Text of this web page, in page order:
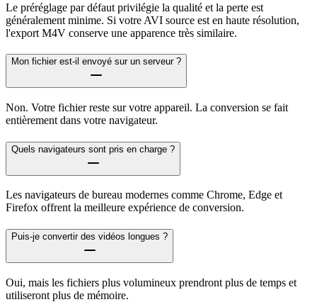
Le préréglage par défaut privilégie la qualité et la perte est
généralement minime. Si votre AVI source est en haute résolution,
l'export M4V conserve une apparence très similaire.
Mon fichier est-il envoyé sur un serveur ?
Non. Votre fichier reste sur votre appareil. La conversion se fait
entièrement dans votre navigateur.
Quels navigateurs sont pris en charge ?
Les navigateurs de bureau modernes comme Chrome, Edge et
Firefox offrent la meilleure expérience de conversion.
Puis-je convertir des vidéos longues ?
Oui, mais les fichiers plus volumineux prendront plus de temps et
utiliseront plus de mémoire.